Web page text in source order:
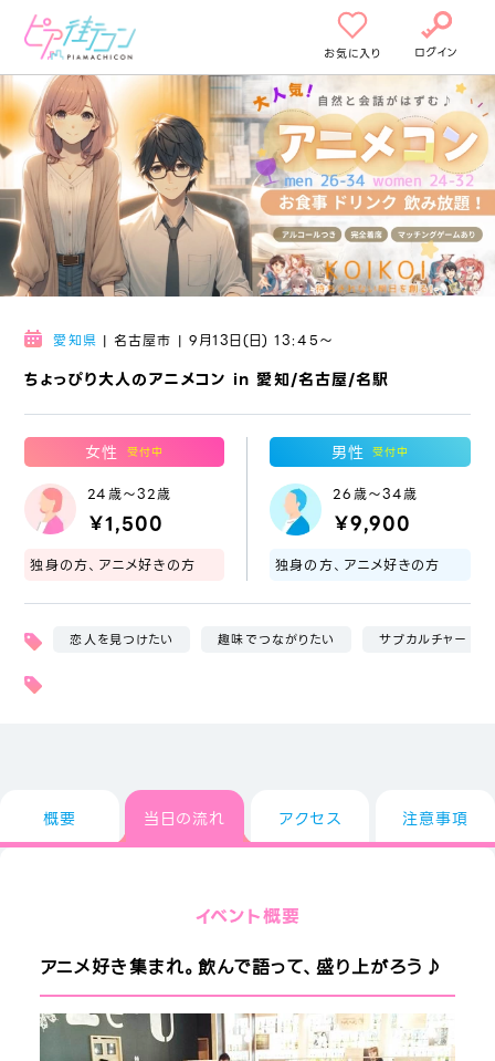
お気に入り ログイン
ちょっぴり大人のアニメコン in 愛知/名古屋/名駅
愛知県 | 名古屋市 | 9月13日(日) 13:45〜
女性 受付中
24歳～32歳
￥1,500
独身の方、アニメ好きの方
男性 受付中
26歳～34歳
￥9,900
独身の方、アニメ好きの方
恋人を見つけたい 趣味でつながりたい サブカルチャー
概要 当日の流れ アクセス 注意事項
イベント概要
アニメ好き集まれ。飲んで語って、盛り上がろう♪